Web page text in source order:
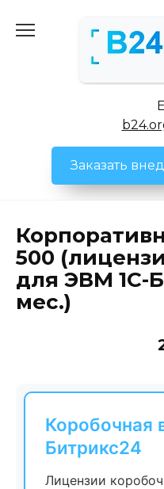
Заказать
500
для ЭВМ 1С-
мес.)
Коробочная
Битрикс24
Лицензии